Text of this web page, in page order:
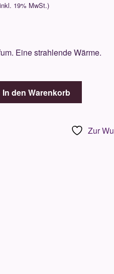
Eine strahlende Wärme.
In den Warenkorb
Zur